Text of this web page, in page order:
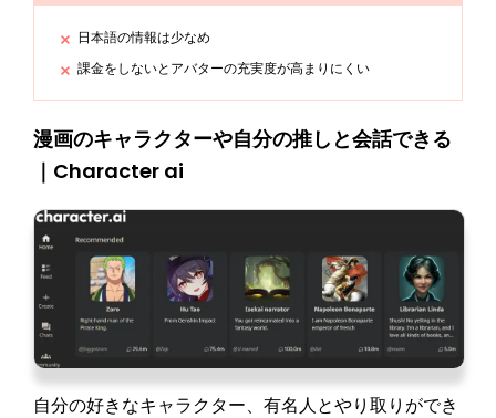
日本語の情報は少なめ
課金をしないとアバターの充実度が高まりにくい
漫画のキャラクターや自分の推しと会話できる
｜Character ai
自分の好きなキャラクター、有名人とやり取りができ